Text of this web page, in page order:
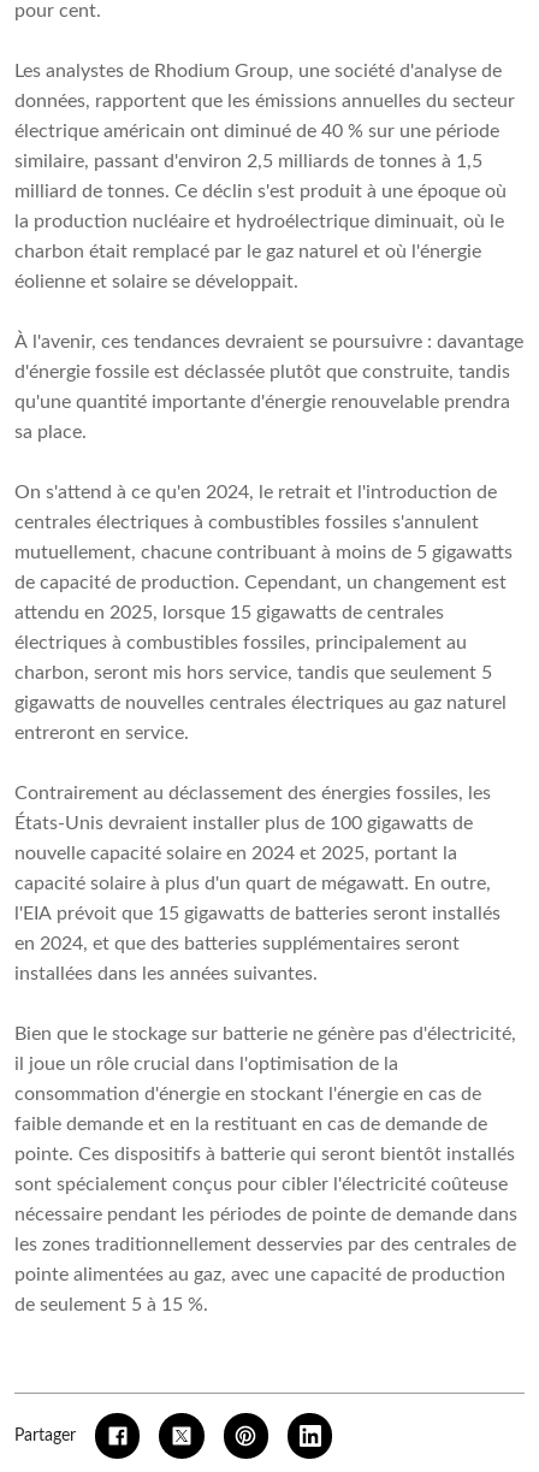
pour cent.
Les analystes de Rhodium Group, une société d'analyse de
données, rapportent que les émissions annuelles du secteur
électrique américain ont diminué de 40 % sur une période
similaire, passant d'environ 2,5 milliards de tonnes à 1,5
milliard de tonnes. Ce déclin s'est produit à une époque où
la production nucléaire et hydroélectrique diminuait, où le
charbon était remplacé par le gaz naturel et où l'énergie
éolienne et solaire se développait.
À l'avenir, ces tendances devraient se poursuivre : davantage
d'énergie fossile est déclassée plutôt que construite, tandis
qu'une quantité importante d'énergie renouvelable prendra
sa place.
On s'attend à ce qu'en 2024, le retrait et l'introduction de
centrales électriques à combustibles fossiles s'annulent
mutuellement, chacune contribuant à moins de 5 gigawatts
de capacité de production. Cependant, un changement est
attendu en 2025, lorsque 15 gigawatts de centrales
électriques à combustibles fossiles, principalement au
charbon, seront mis hors service, tandis que seulement 5
gigawatts de nouvelles centrales électriques au gaz naturel
entreront en service.
Contrairement au déclassement des énergies fossiles, les
États-Unis devraient installer plus de 100 gigawatts de
nouvelle capacité solaire en 2024 et 2025, portant la
capacité solaire à plus d'un quart de mégawatt. En outre,
l'EIA prévoit que 15 gigawatts de batteries seront installés
en 2024, et que des batteries supplémentaires seront
installées dans les années suivantes.
Bien que le stockage sur batterie ne génère pas d'électricité,
il joue un rôle crucial dans l'optimisation de la
consommation d'énergie en stockant l'énergie en cas de
faible demande et en la restituant en cas de demande de
pointe. Ces dispositifs à batterie qui seront bientôt installés
sont spécialement conçus pour cibler l'électricité coûteuse
nécessaire pendant les périodes de pointe de demande dans
les zones traditionnellement desservies par des centrales de
pointe alimentées au gaz, avec une capacité de production
de seulement 5 à 15 %.
Partager